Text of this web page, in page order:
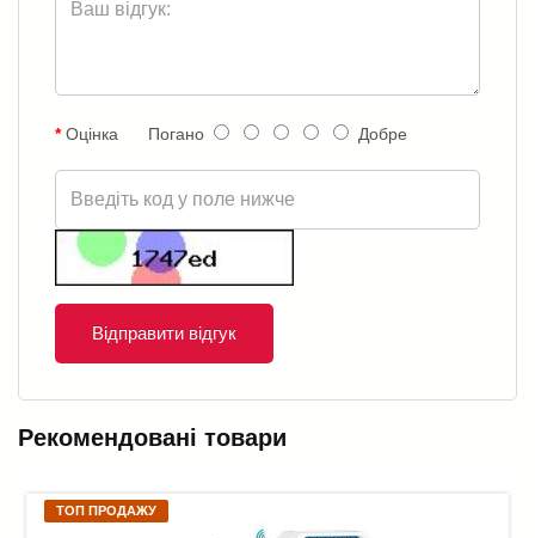
Оцінка Погано Добре
Відправити відгук
Рекомендовані товари
ТОП ПРОДАЖУ